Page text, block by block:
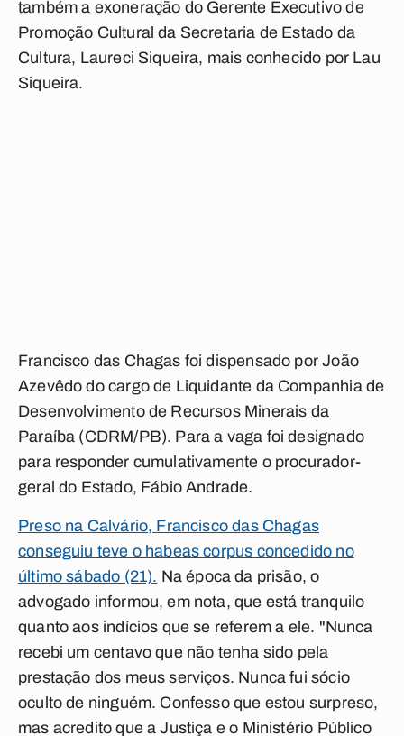
também a exoneração do Gerente Executivo de
Promoção Cultural da Secretaria de Estado da
Cultura, Laureci Siqueira, mais conhecido por Lau
Siqueira.
Francisco das Chagas foi dispensado por João
Azevêdo do cargo de Liquidante da Companhia de
Desenvolvimento de Recursos Minerais da
Paraíba (CDRM/PB). Para a vaga foi designado
para responder cumulativamente o procurador-
geral do Estado, Fábio Andrade.
Preso na Calvário, Francisco das Chagas
conseguiu teve o habeas corpus concedido no
último sábado (21). Na época da prisão, o
advogado informou, em nota, que está tranquilo
quanto aos indícios que se referem a ele. "Nunca
recebi um centavo que não tenha sido pela
prestação dos meus serviços. Nunca fui sócio
oculto de ninguém. Confesso que estou surpreso,
mas acredito que a Justiça e o Ministério Público